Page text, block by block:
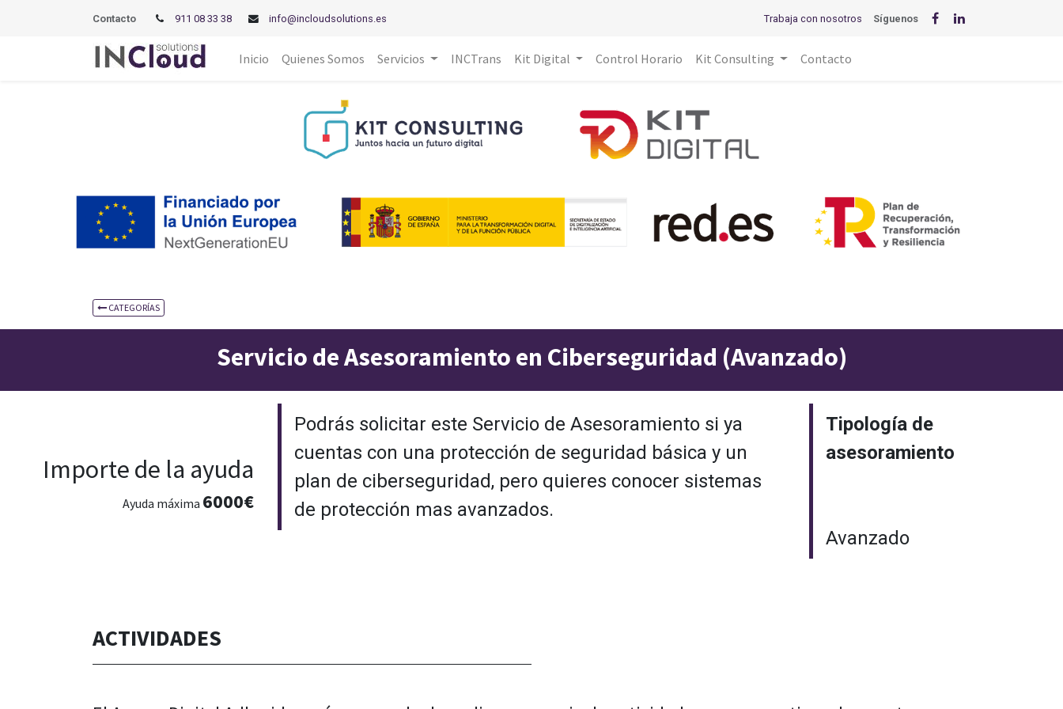
Contacto 911 08 33 38 info@incloudsolutions.es Trabaja con nosotros Síguenos
Inicio Quienes Somos Servicios INCTrans Kit Digital Control Horario Kit Consulting Contacto
CATEGORÍAS
Servicio de Asesoramiento en Ciberseguridad (Avanzado)
Importe de la ayuda
Ayuda máxima 6000€
Podrás solicitar este Servicio de Asesoramiento si ya
cuentas con una protección de seguridad básica y un
plan de ciberseguridad, pero quieres conocer sistemas
de protección mas avanzados.
Tipología de
asesoramiento
Avanzado
ACTIVIDADES